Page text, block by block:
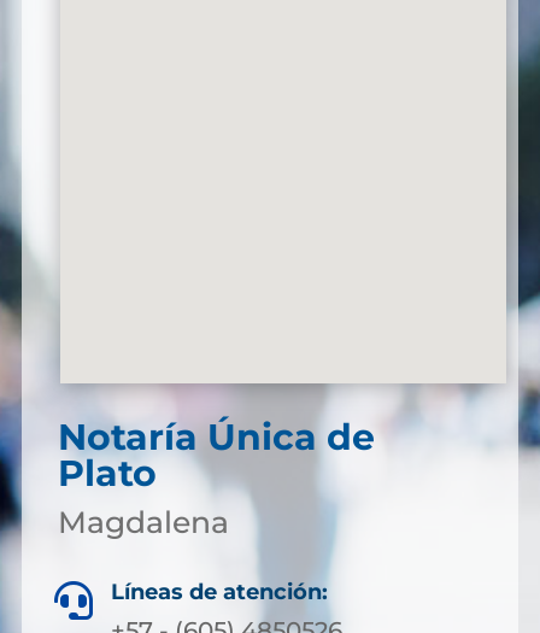
Notaría Única de
Plato
Magdalena
 Líneas de atención: